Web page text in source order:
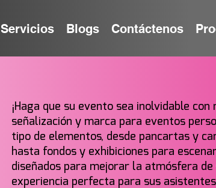
Servicios Blogs Contáctenos
¡Haga que su evento sea inolvidable
señalización y marca para eventos
tipo de elementos, desde pancartas y
hasta fondos y exhibiciones para
diseñados para mejorar la atmósfera
experiencia perfecta para sus